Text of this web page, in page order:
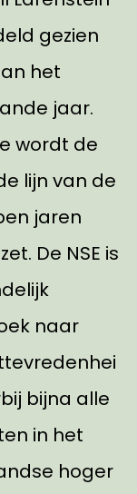
gezien
het
jaar.
wordt de
lijn van de
jaren
De NSE is
naar
bijna alle
in het
hoger